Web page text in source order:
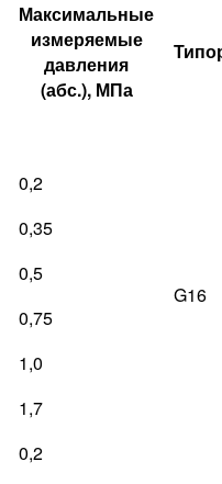
Максимальные
измеряемые
давления
(абс.), МПа
0,2
G16
0,35
0,5
0,75
1,0
1,7
0,2